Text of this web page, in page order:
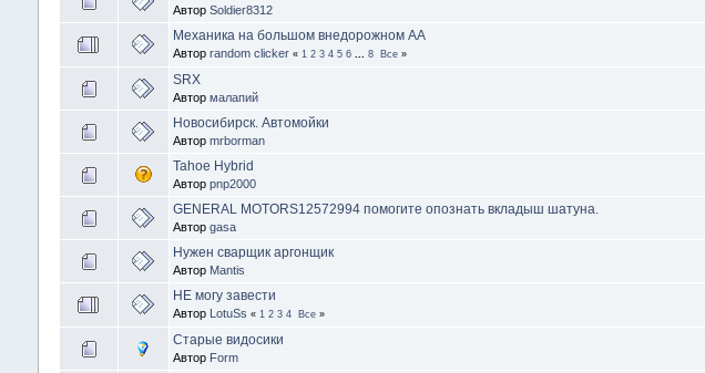
Автор Soldier8312
Механика на большом внедорожном АА
Автор random clicker « 1 2 3 4 5 6 8 Все»
SRX
Автор малапий
Новосибирск. Автомойки
Автор mrborman
Tahoe Hybrid
Автор pnp2000
GENERAL MOTORS12572994 помогите опознать вкладыш шатуна.
Автор gasa
Нужен сварщик аргонщик
Автор Mantis
НЕ могу завести
Автор LotuSs « 1 2 3 4 Все»
Старые видосики
Автор Form